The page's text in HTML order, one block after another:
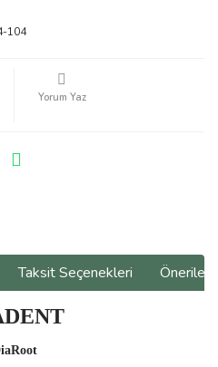
104
Yorum Yaz
Taksit Seçenekleri